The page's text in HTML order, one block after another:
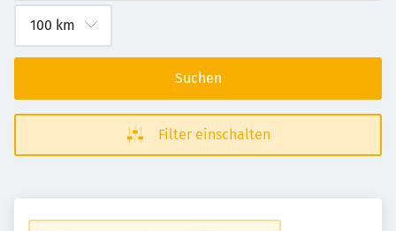
Suchen
Filter einschalten